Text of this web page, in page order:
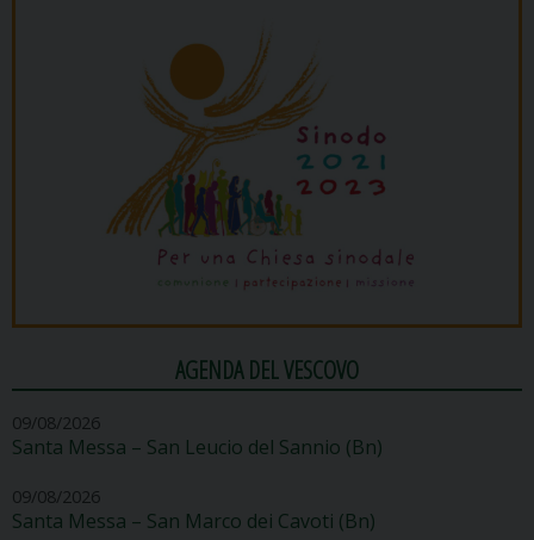
AGENDA DEL VESCOVO
09/08/2026
Santa Messa – San Leucio del Sannio (Bn)
09/08/2026
Santa Messa – San Marco dei Cavoti (Bn)